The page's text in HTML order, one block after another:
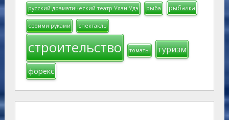
русский драматический театр Улан-Удэ рыба рыбалка
своими руками спектакль
строительство томаты туризм
форекс